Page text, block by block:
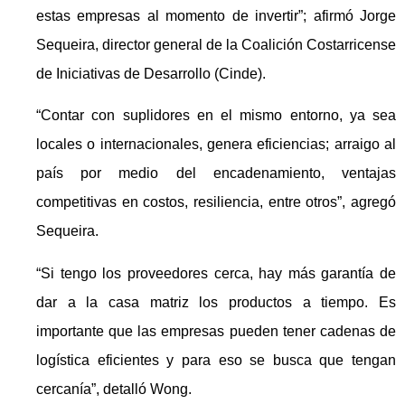
estas empresas al momento de invertir”; afirmó Jorge
Sequeira, director general de la Coalición Costarricense
de Iniciativas de Desarrollo (Cinde).
“Contar con suplidores en el mismo entorno, ya sea
locales o internacionales, genera eficiencias; arraigo al
país por medio del encadenamiento, ventajas
competitivas en costos, resiliencia, entre otros”, agregó
Sequeira.
“Si tengo los proveedores cerca, hay más garantía de
dar a la casa matriz los productos a tiempo. Es
importante que las empresas pueden tener cadenas de
logística eficientes y para eso se busca que tengan
cercanía”, detalló Wong.